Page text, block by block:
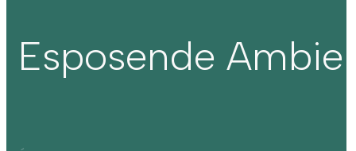
Esposende